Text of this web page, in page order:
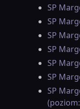
SP
SP
SP
SP
SP
SP
SP